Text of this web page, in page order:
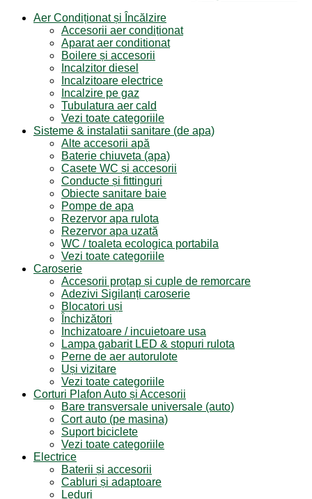
Aer Condiționat și Încălzire
Accesorii aer condiționat
Aparat aer conditionat
Boilere și accesorii
Incalzitor diesel
Incalzitoare electrice
Incalzire pe gaz
Tubulatura aer cald
Vezi toate categoriile
Sisteme & instalatii sanitare (de apa)
Alte accesorii apă
Baterie chiuveta (apa)
Casete WC și accesorii
Conducte și fittinguri
Obiecte sanitare baie
Pompe de apa
Rezervor apa rulota
Rezervor apa uzată
WC / toaleta ecologica portabila
Vezi toate categoriile
Caroserie
Accesorii proțap și cuple de remorcare
Adezivi Sigilanți caroserie
Blocatori uși
Închizători
Inchizatoare / incuietoare usa
Lampa gabarit LED & stopuri rulota
Perne de aer autorulote
Uși vizitare
Vezi toate categoriile
Corturi Plafon Auto și Accesorii
Bare transversale universale (auto)
Cort auto (pe masina)
Suport biciclete
Vezi toate categoriile
Electrice
Baterii și accesorii
Cabluri și adaptoare
Leduri